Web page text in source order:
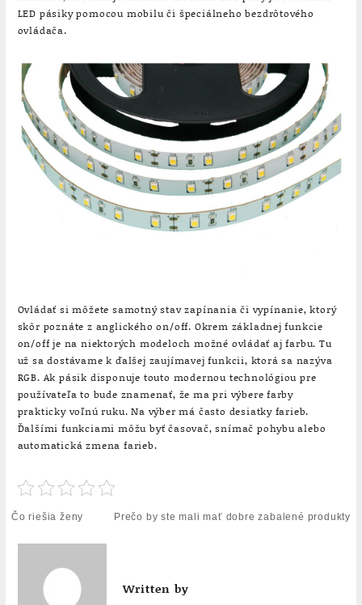
LED pásiky pomocou mobilu či špeciálneho bezdrôtového
ovládača.
Ovládať si môžete samotný stav zapínania či vypínanie, ktorý
skôr poznáte z anglického on/off. Okrem základnej funkcie
on/off je na niektorých modeloch možné ovládať aj farbu. Tu
už sa dostávame k ďalšej zaujímavej funkcii, ktorá sa nazýva
RGB. Ak pásik disponuje touto modernou technológiou pre
používateľa to bude znamenať, že ma pri výbere farby
prakticky voľnú ruku. Na výber má často desiatky farieb.
Ďalšími funkciami môžu byť časovač, snímač pohybu alebo
automatická zmena farieb.
Navigace
příspěvek
Čo riešia ženy Prečo by ste mali mať dobre zabalené produkty
Written by